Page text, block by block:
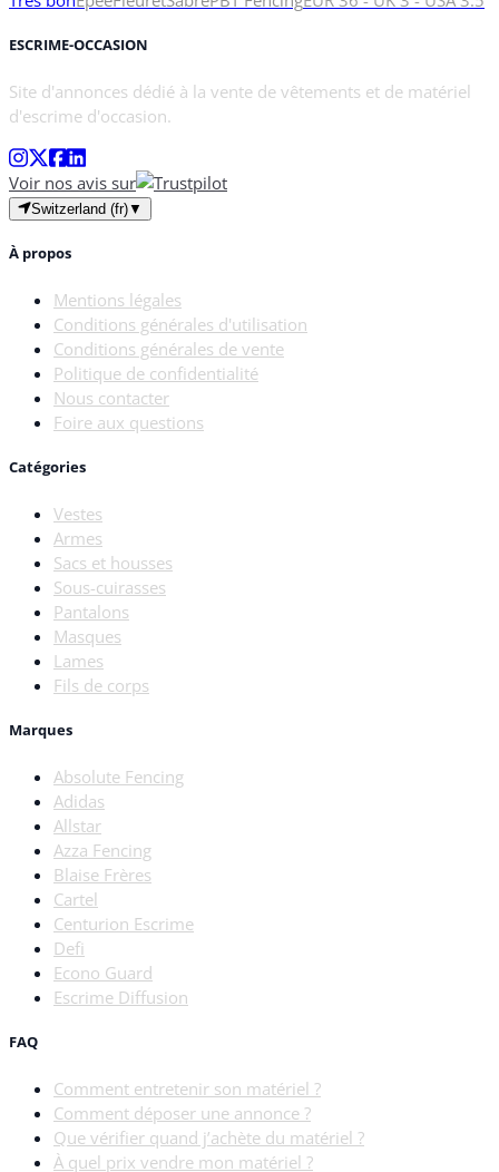
ESCRIME-OCCASION
Site d'annonces dédié à la vente de vêtements et de matériel
d'escrime d'occasion.
Voir nos avis sur
Switzerland (fr)▼
À propos
Mentions légales
Conditions générales d'utilisation
Conditions générales de vente
Politique de confidentialité
Nous contacter
Foire aux questions
Catégories
Vestes
Armes
Sacs et housses
Sous-cuirasses
Pantalons
Masques
Lames
Fils de corps
Marques
Absolute Fencing
Adidas
Allstar
Azza Fencing
Blaise Frères
Cartel
Centurion Escrime
Defi
Econo Guard
Escrime Diffusion
FAQ
Comment entretenir son matériel ?
Comment déposer une annonce ?
Que vérifier quand j’achète du matériel ?
À quel prix vendre mon matériel ?